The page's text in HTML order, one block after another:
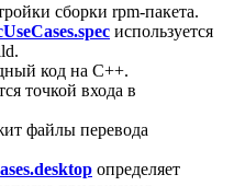
сборки rpm-пакета.
используется
код на C++.
точкой входа в
файлы перевода
определяет